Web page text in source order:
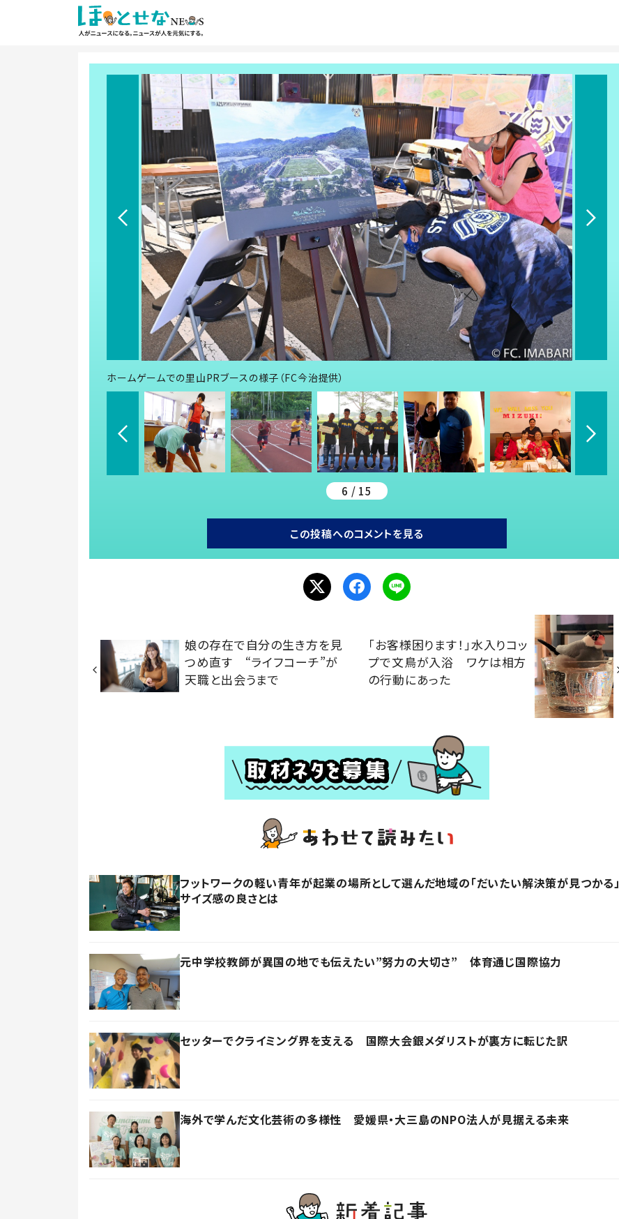
ホームゲームでの里山PRブースの様子（FC今治提供）
6 / 15
この投稿へのコメントを見る
娘の存在で自分の生き方を見
つめ直す “ライフコーチ”が
天職と出会うまで
「お客様困ります！」水入りコッ
プで文鳥が入浴 ワケは相方
の行動にあった
フットワークの軽い青年が起業の場所として選んだ地域の「だいたい解決策が見つかる」
サイズ感の良さとは
元中学校教師が異国の地でも伝えたい”努力の大切さ” 体育通じ国際協力
セッターでクライミング界を支える 国際大会銀メダリストが裏方に転じた訳
海外で学んだ文化芸術の多様性 愛媛県・大三島のNPO法人が見据える未来